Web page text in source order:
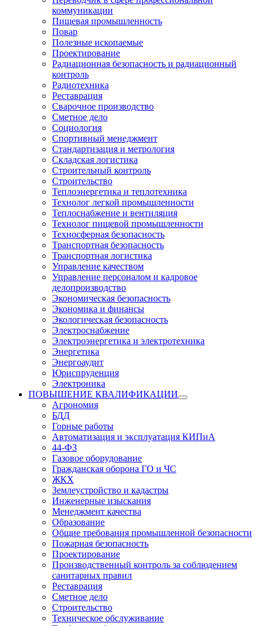
коммуникации
Пищевая промышленность
Повар
Полезные ископаемые
Проектирование
Радиационная безопасность и радиационный
контроль
Радиотехника
Реставрация
Сварочное производство
Сметное дело
Социология
Спортивный менеджмент
Стандартизация и метрология
Складская логистика
Строительный контроль
Строительство
Теплоэнергетика и теплотехника
Технолог легкой промышленности
Теплоснабжение и вентиляция
Технолог пищевой промышленности
Техносферная безопасность
Транспортная безопасность
Транспортная логистика
Управление качеством
Управление персоналом и кадровое
делопроизводство
Экономическая безопасность
Экономика и финансы
Экологическая безопасность
Электроснабжение
Электроэнергетика и электротехника
Энергетика
Энергоаудит
Юриспруденция
Электроника
ПОВЫШЕНИЕ КВАЛИФИКАЦИИ
Агрономия
БДД
Горные работы
Автоматизация и эксплуатация КИПиА
44-ФЗ
Газовое оборудование
Гражданская оборона ГО и ЧС
ЖКХ
Землеустройство и кадастры
Инженерные изыскания
Менеджмент качества
Образование
Общие требования промышленной безопасности
Пожарная безопасность
Проектирование
Производственный контроль за соблюдением
санитарных правил
Реставрация
Сметное дело
Строительство
Техническое обслуживание